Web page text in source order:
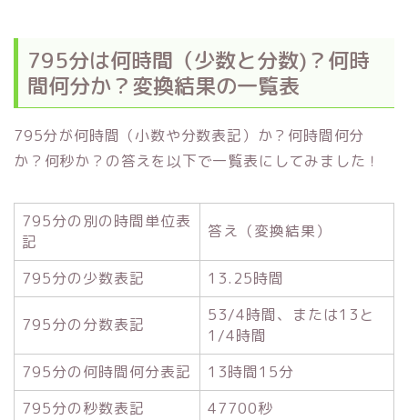
795分は何時間（少数と分数)？何時
間何分か？変換結果の一覧表
795分が何時間（小数や分数表記）か？何時間何分
か？何秒か？の答えを以下で一覧表にしてみました！
795分の別の時間単位表
記
答え（変換結果）
795分の少数表記 13.25時間
795分の分数表記
53/4時間、または13と
1/4時間
795分の何時間何分表記
13時間15分
795分の秒数表記
47700秒